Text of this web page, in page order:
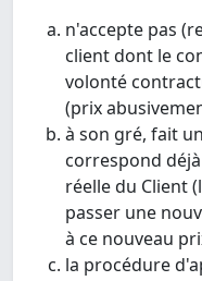
n'accepte pas
client dont le
volonté
(prix
à son gré, fait
correspond
réelle du Client
passer une
à ce nouveau
la procédure